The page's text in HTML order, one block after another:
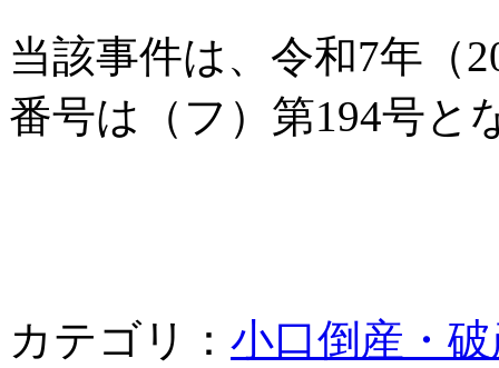
当該事件は、令和7年（
番号は（フ）第194号と
カテゴリ： 小口倒産・